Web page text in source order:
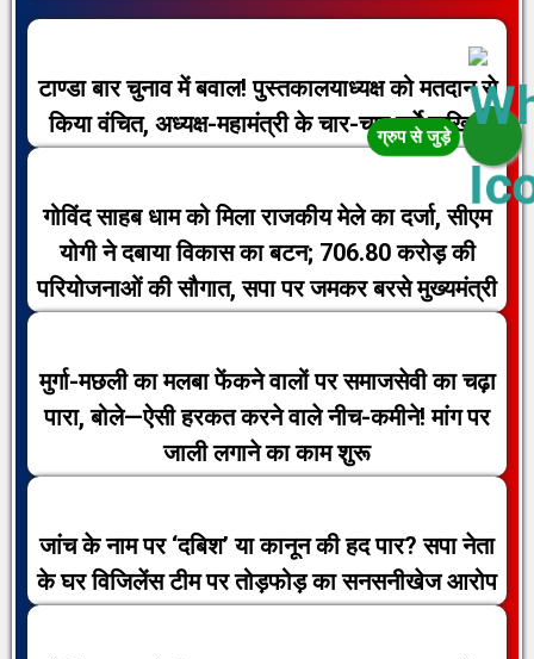
टाण्डा बार चुनाव में बवाल! पुस्तकालयाध्यक्ष को मतदान से
किया वंचित, अध्यक्ष-महामंत्री के चार-चार पर्चे दाखिल
गोविंद साहब धाम को मिला राजकीय मेले का दर्जा, सीएम
योगी ने दबाया विकास का बटन; 706.80 करोड़ की
परियोजनाओं की सौगात, सपा पर जमकर बरसे मुख्यमंत्री
मुर्गा-मछली का मलबा फेंकने वालों पर समाजसेवी का चढ़ा
पारा, बोले—ऐसी हरकत करने वाले नीच-कमीने! मांग पर
जाली लगाने का काम शुरू
जांच के नाम पर ‘दबिश’ या कानून की हद पार? सपा नेता
के घर विजिलेंस टीम पर तोड़फोड़ का सनसनीखेज आरोप